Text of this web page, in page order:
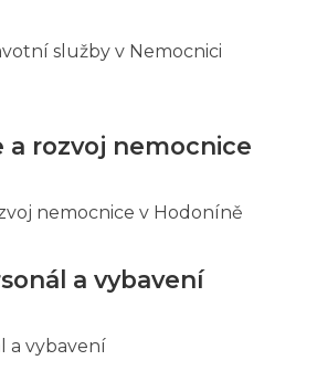
služby v Nemocnici
a rozvoj nemocnice
nemocnice v Hodoníně
a vybavení
a vybavení